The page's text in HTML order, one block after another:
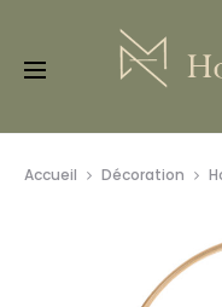
Accueil Décoration